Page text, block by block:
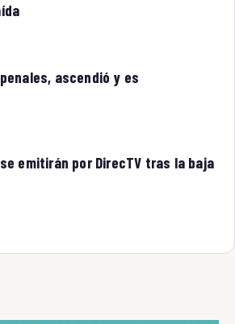
ascendió y es
emitirán por DirecTV tras la baja